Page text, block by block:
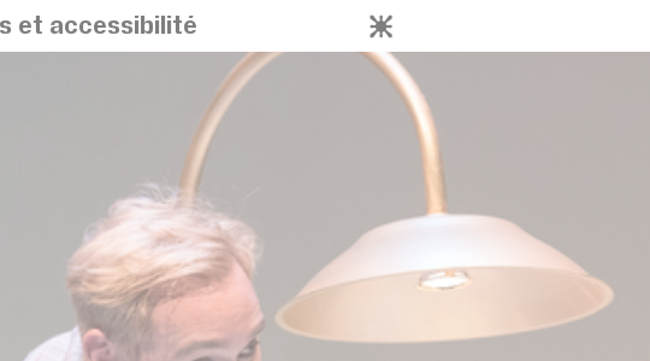
et accessibilité